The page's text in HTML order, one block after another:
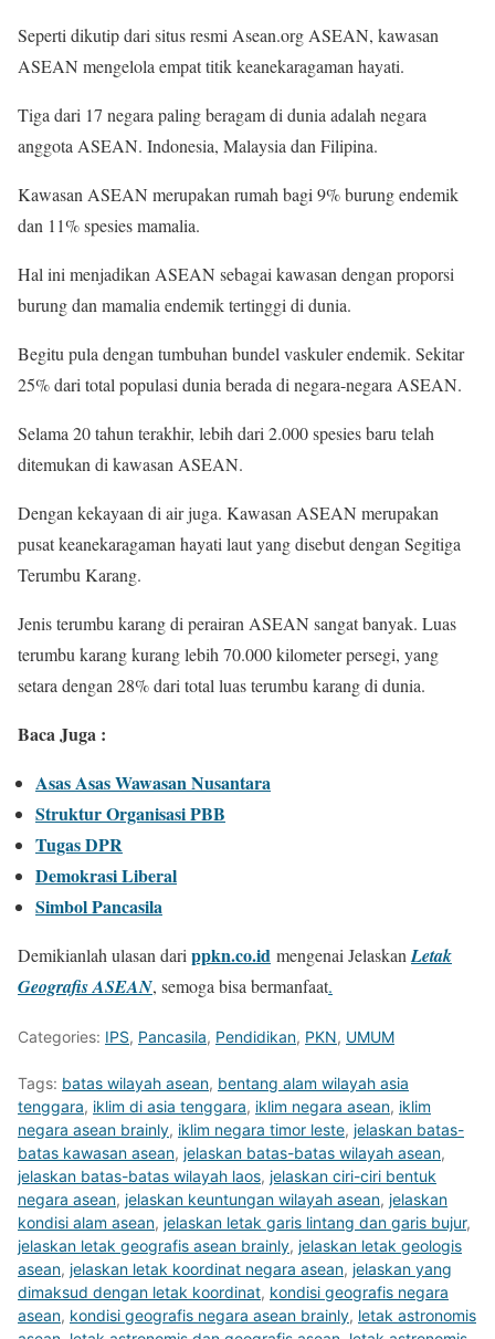
Seperti dikutip dari situs resmi Asean.org ASEAN, kawasan
ASEAN mengelola empat titik keanekaragaman hayati.
Tiga dari 17 negara paling beragam di dunia adalah negara
anggota ASEAN. Indonesia, Malaysia dan Filipina.
Kawasan ASEAN merupakan rumah bagi 9% burung endemik
dan 11% spesies mamalia.
Hal ini menjadikan ASEAN sebagai kawasan dengan proporsi
burung dan mamalia endemik tertinggi di dunia.
Begitu pula dengan tumbuhan bundel vaskuler endemik. Sekitar
25% dari total populasi dunia berada di negara-negara ASEAN.
Selama 20 tahun terakhir, lebih dari 2.000 spesies baru telah
ditemukan di kawasan ASEAN.
Dengan kekayaan di air juga. Kawasan ASEAN merupakan
pusat keanekaragaman hayati laut yang disebut dengan Segitiga
Terumbu Karang.
Jenis terumbu karang di perairan ASEAN sangat banyak. Luas
terumbu karang kurang lebih 70.000 kilometer persegi, yang
setara dengan 28% dari total luas terumbu karang di dunia.
Baca Juga :
Asas Asas Wawasan Nusantara
Struktur Organisasi PBB
Tugas DPR
Demokrasi Liberal
Simbol Pancasila
Demikianlah ulasan darippkn.co.id mengenai JelaskanLetak
Geografis ASEAN, semoga bisa bermanfaat.
Categories: IPS, Pancasila, Pendidikan, PKN, UMUM
Tags: batas wilayah asean, bentang alam wilayah asia
tenggara, iklim di asia tenggara, iklim negara asean, iklim
negara asean brainly, iklim negara timor leste, jelaskan batas-
batas kawasan asean, jelaskan batas-batas wilayah asean,
jelaskan batas-batas wilayah laos, jelaskan ciri-ciri bentuk
negara asean, jelaskan keuntungan wilayah asean, jelaskan
kondisi alam asean, jelaskan letak garis lintang dan garis bujur,
jelaskan letak geografis asean brainly, jelaskan letak geologis
asean, jelaskan letak koordinat negara asean, jelaskan yang
dimaksud dengan letak koordinat, kondisi geografis negara
asean, kondisi geografis negara asean brainly, letak astronomis